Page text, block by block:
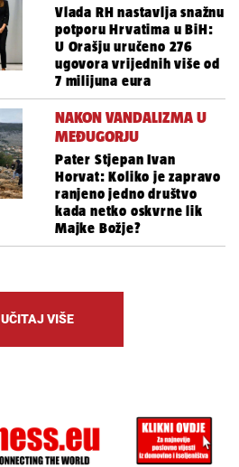
Vlada RH nastavlja snažnu
potporu Hrvatima u BiH:
U Orašju uručeno 276
ugovora vrijednih više od
7 milijuna eura
NAKON VANDALIZMA U
MEĐUGORJU
Pater Stjepan Ivan
Horvat: Koliko je zapravo
ranjeno jedno društvo
kada netko oskvrne lik
Majke Božje?
UČITAJ VIŠE